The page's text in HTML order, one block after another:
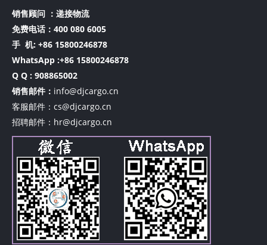
销售顾问 ：递接物流
免费电话：400 080 6005
手 机: +86 15800246878
WhatsApp :+86 15800246878
Q Q : 908865002
销售邮件： info@djcargo.cn
客服邮件：cs@djcargo.cn
招聘邮件：hr@djcargo.cn